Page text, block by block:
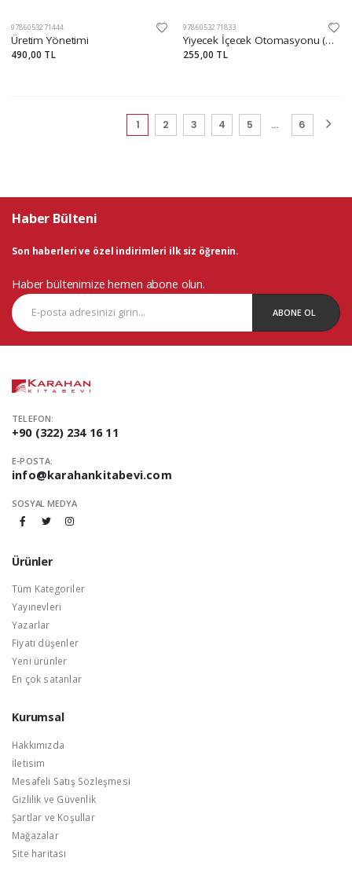
9786053271444
Üretim Yönetimi
490,00 TL
9786053271833
Yiyecek İçecek Otomasyonu (Mc Matirals Control)
255,00 TL
1(current)
2 3 4 5 ... 6
Haber Bülteni
Son haberleri ve özel indirimleri ilk siz öğrenin.
Haber bültenimize hemen abone olun.
ABONE OL
TELEFON:
+90 (322) 234 16 11
E-POSTA:
info@karahankitabevi.com
SOSYAL MEDYA
Ürünler
Tüm Kategoriler
Yayınevleri
Yazarlar
Fiyatı düşenler
Yeni ürünler
En çok satanlar
Kurumsal
Hakkımızda
İletisim
Mesafeli Satış Sözleşmesi
Gizlilik ve Güvenlik
Şartlar ve Koşullar
Mağazalar
Site haritası